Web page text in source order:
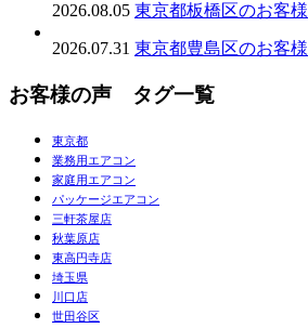
2026.08.05 東京都板橋区のお客様
2026.07.31 東京都豊島区のお客様
お客様の声 タグ一覧
東京都
業務用エアコン
家庭用エアコン
パッケージエアコン
三軒茶屋店
秋葉原店
東高円寺店
埼玉県
川口店
世田谷区